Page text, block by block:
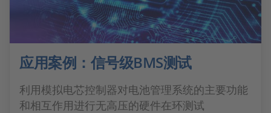
应用案例：信号级BMS测试
利用模拟电芯控制器对电池管理系统的主要功能
和相互作用进行无高压的硬件在环测试